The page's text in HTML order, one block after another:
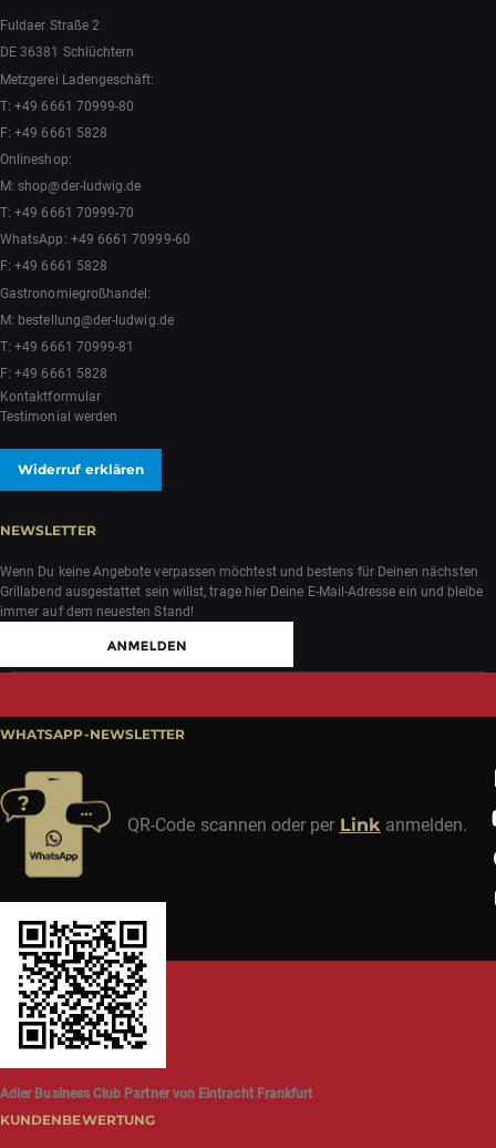
Fuldaer Straße 2
DE 36381 Schlüchtern
Metzgerei Ladengeschäft:
T:+49 6661 70999-80
F: +49 6661 5828
Onlineshop:
M:shop@der-ludwig.de
T:+49 6661 70999-70
WhatsApp: +49 6661 70999-60
F: +49 6661 5828
Gastronomiegroßhandel:
M: bestellung@der-ludwig.de
T:+49 6661 70999-81
F: +49 6661 5828
Kontaktformular
Testimonial werden
Widerruf erklären
NEWSLETTER
Wenn Du keine Angebote verpassen möchtest und bestens für Deinen nächsten
Grillabend ausgestattet sein willst, trage hier Deine E-Mail-Adresse ein und bleibe
immer auf dem neuesten Stand!
WHATSAPP-NEWSLETTER
QR-Code scannen oder per Linkanmelden.
Adler Business Club Partner von Eintracht Frankfurt
KUNDENBEWERTUNG